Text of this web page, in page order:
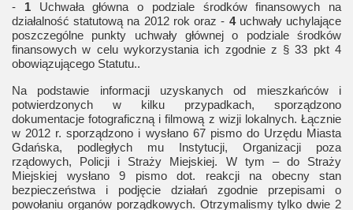
- 1Uchwała główna o podziale środków finansowych na
działalność statutową na 2012 rok oraz - 4uchwały uchylające
poszczególne punkty uchwały głównej o podziale środków
finansowych w celu wykorzystania ich zgodnie z § 33 pkt 4
obowiązującego Statutu..
Na podstawie informacji uzyskanych od mieszkańców i
potwierdzonych w kilku przypadkach, sporządzono
dokumentacje fotograficzną i filmową z wizji lokalnych. Łącznie
w 2012 r. sporządzono i wysłano 67 pismo do Urzędu Miasta
Gdańska, podległych mu Instytucji, Organizacji poza
rządowych, Policji i Straży Miejskiej. W tym – do Straży
Miejskiej wysłano 9 pismo dot. reakcji na obecny stan
bezpieczeństwa i podjęcie działań zgodnie przepisami o
powołaniu organów porządkowych. Otrzymalismy tylko dwie 2